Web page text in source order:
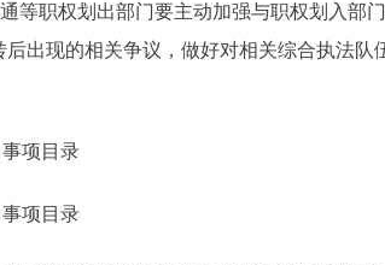
职权划出部门要主动加强与职权划入部
出现的相关争议，做好对相关综合执法队
项目录
项目录